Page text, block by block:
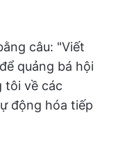
câu: "Viết
quảng bá hội
tôi về các
động hóa tiếp